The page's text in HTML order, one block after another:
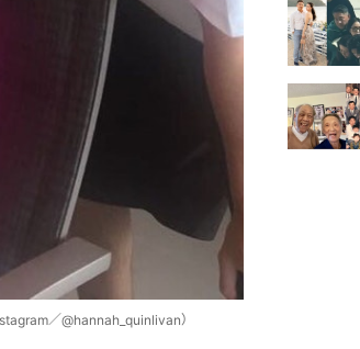
／@hannah_quinlivan）